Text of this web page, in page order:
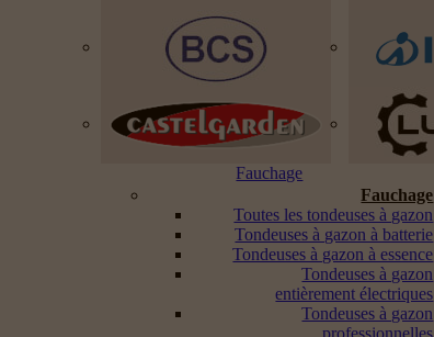
Fauchage
Fauchage
Toutes les tondeuses à gazon
Tondeuses à gazon à batterie
Tondeuses à gazon à essence
Tondeuses à gazon
entièrement électriques
Tondeuses à gazon
professionnelles